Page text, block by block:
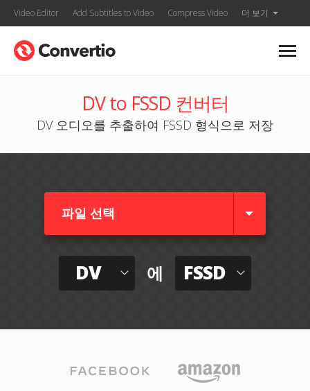
Video Editor Add Subtitles to Video Compress Video 더 보기
DV to FSSD 컨버터
DV 오디오를 추출하여 FSSD 형식으로 저장
파일 선택
DV 에 FSSD